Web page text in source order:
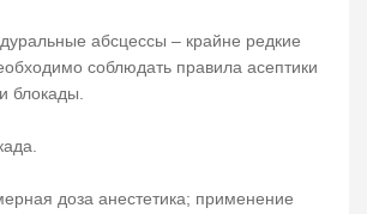
абсцессы – крайне редкие
соблюдать правила асептики
блокады.
доза анестетика; применение